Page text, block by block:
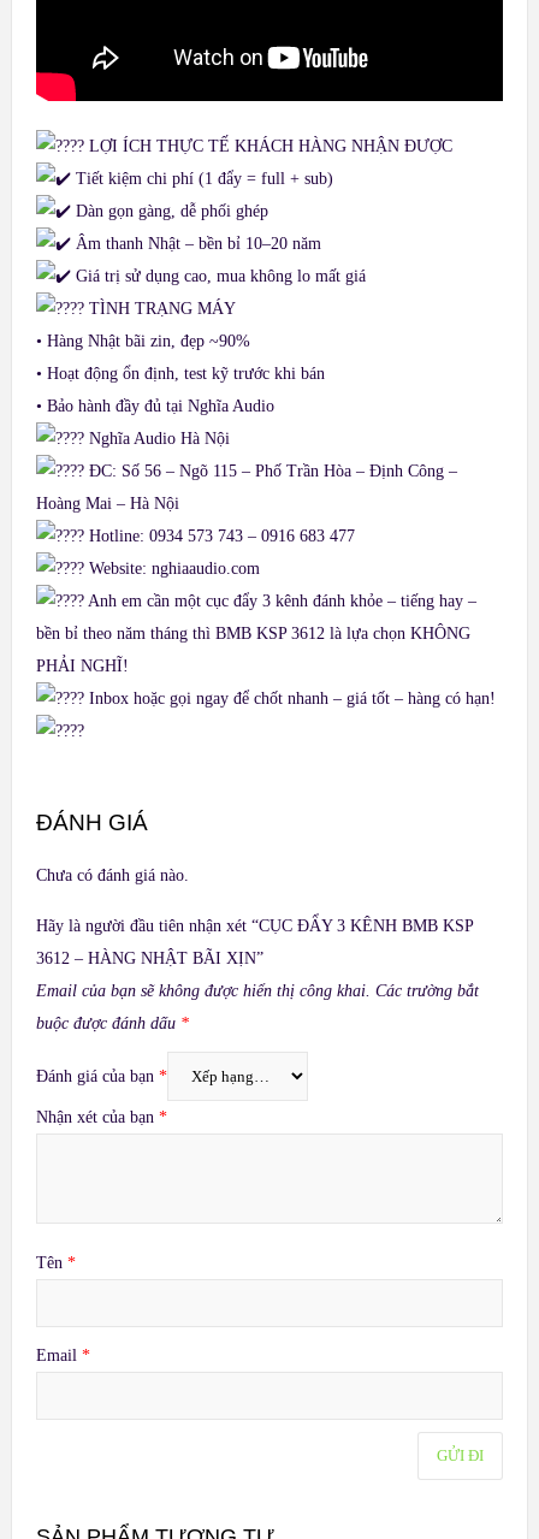
LỢI ÍCH THỰC TẾ KHÁCH HÀNG NHẬN ĐƯỢC
Tiết kiệm chi phí (1 đẩy = full + sub)
Dàn gọn gàng, dễ phối ghép
Âm thanh Nhật – bền bỉ 10–20 năm
Giá trị sử dụng cao, mua không lo mất giá
TÌNH TRẠNG MÁY
• Hàng Nhật bãi zin, đẹp ~90%
• Hoạt động ổn định, test kỹ trước khi bán
• Bảo hành đầy đủ tại Nghĩa Audio
Nghĩa Audio Hà Nội
ĐC: Số 56 – Ngõ 115 – Phố Trần Hòa – Định Công –
Hoàng Mai – Hà Nội
Hotline: 0934 573 743 – 0916 683 477
Website: nghiaaudio.com
Anh em cần một cục đẩy 3 kênh đánh khỏe – tiếng hay –
bền bỉ theo năm tháng thì BMB KSP 3612 là lựa chọn KHÔNG
PHẢI NGHĨ!
Inbox hoặc gọi ngay để chốt nhanh – giá tốt – hàng có hạn!
ĐÁNH GIÁ
Chưa có đánh giá nào.
Hãy là người đầu tiên nhận xét “CỤC ĐẨY 3 KÊNH BMB KSP
3612 – HÀNG NHẬT BÃI XỊN”
Email của bạn sẽ không được hiển thị công khai. Các trường bắt
buộc được đánh dấu *
Đánh giá của bạn *
Nhận xét của bạn *
Tên *
Email *